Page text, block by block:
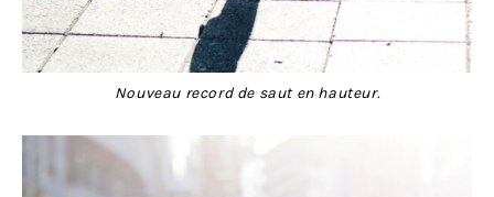
Nouveau record de saut en hauteur.